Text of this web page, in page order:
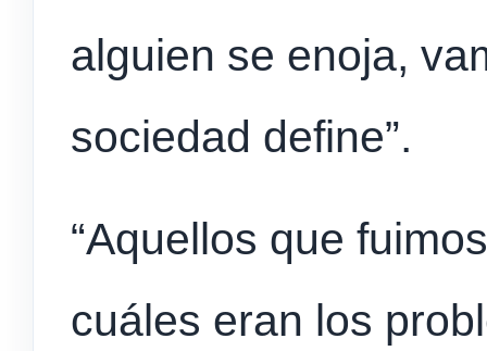
alguien se enoja,
sociedad define”.
“Aquellos que
cuáles eran los